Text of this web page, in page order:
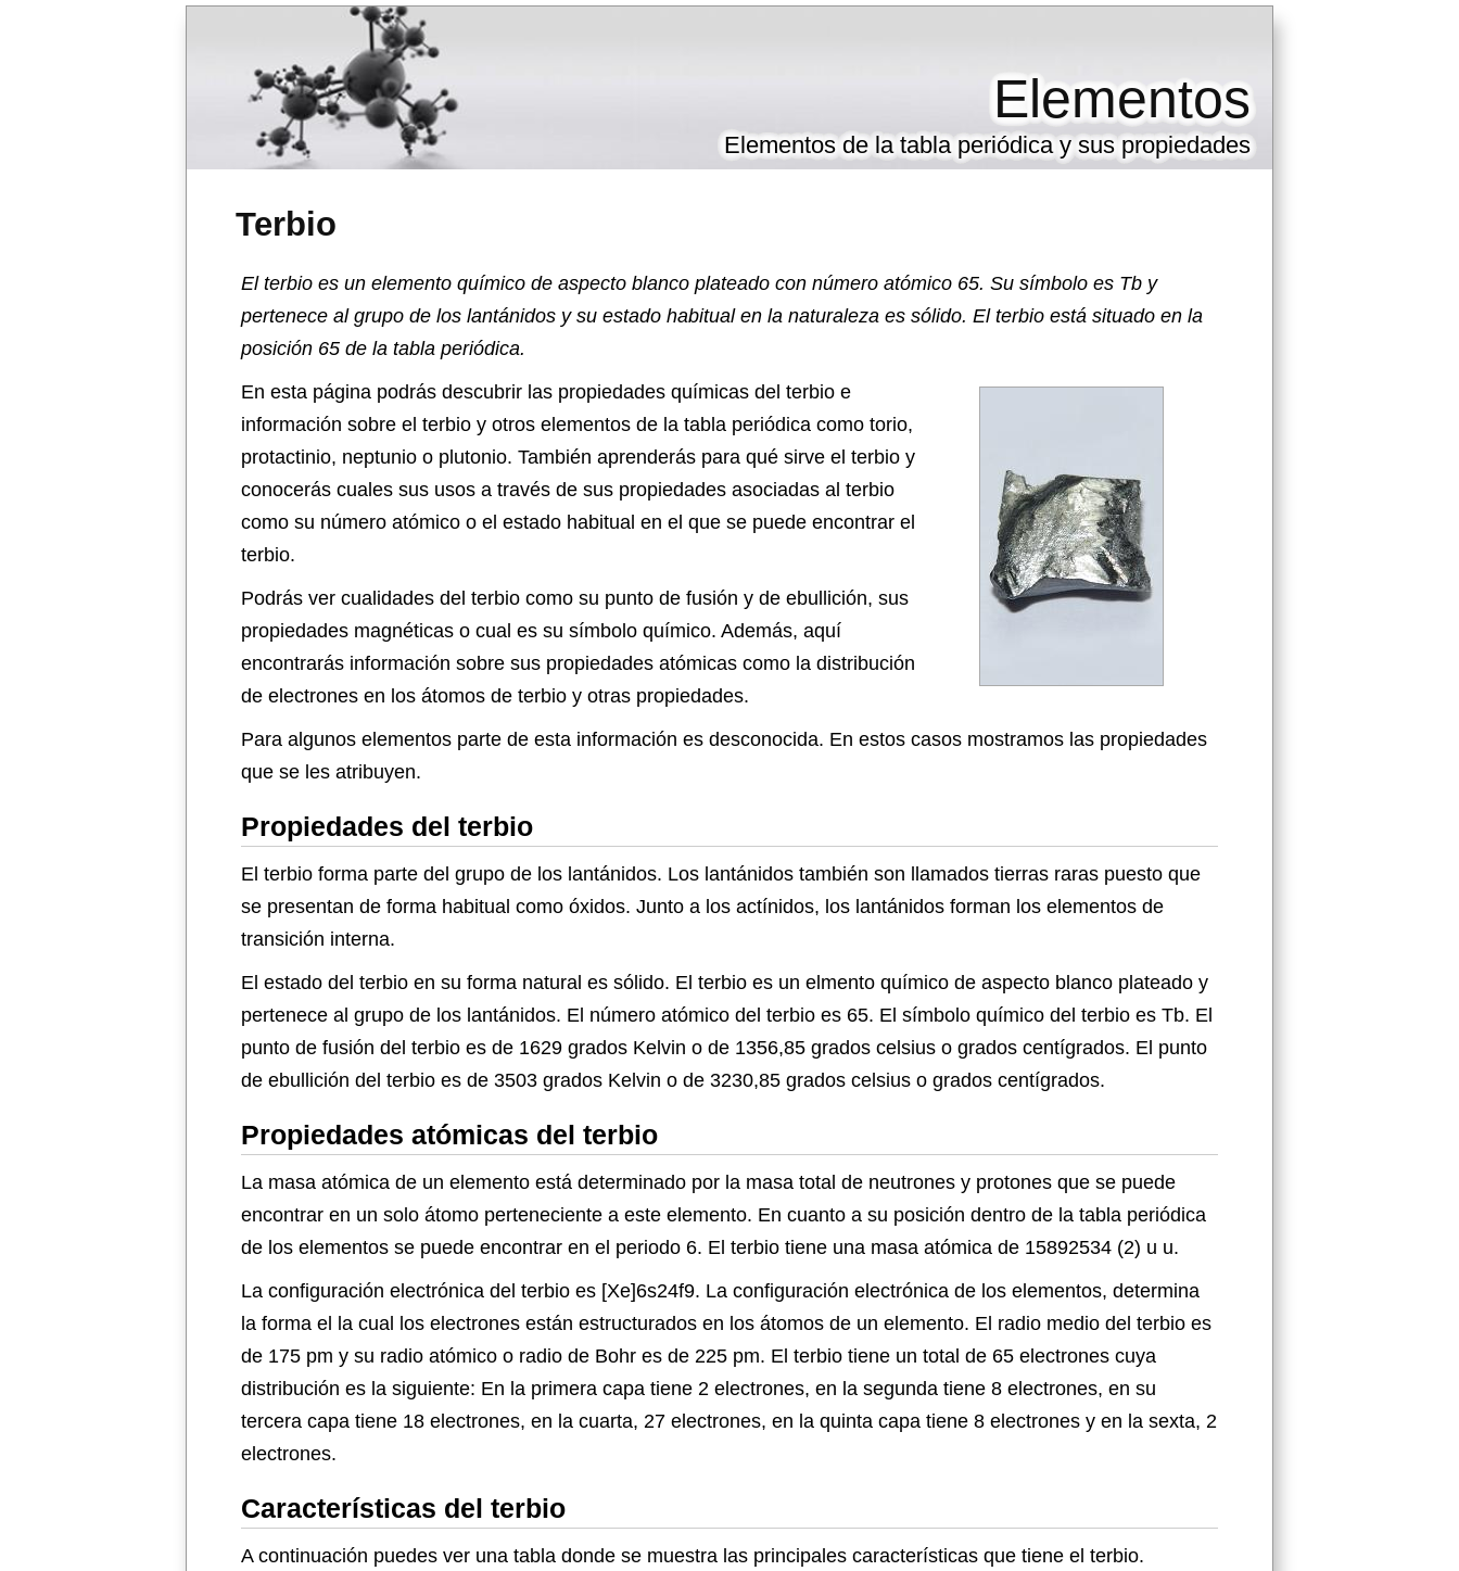
Terbio
Elementos
Elementos de la tabla periódica y sus propiedades
El terbio es un elemento químico de aspecto blanco plateado con número atómico 65. Su símbolo es Tb y
pertenece al grupo de los lantánidos y su estado habitual en la naturaleza es sólido. El terbio está situado en la
posición 65 de la tabla periódica.
En esta página podrás descubrir las propiedades químicas del terbio e
información sobre el terbio y otros elementos de la tabla periódica como torio,
protactinio, neptunio o plutonio. También aprenderás para qué sirve el terbio y
conocerás cuales sus usos a través de sus propiedades asociadas al terbio
como su número atómico o el estado habitual en el que se puede encontrar el
terbio.
Podrás ver cualidades del terbio como su punto de fusión y de ebullición, sus
propiedades magnéticas o cual es su símbolo químico. Además, aquí
encontrarás información sobre sus propiedades atómicas como la distribución
de electrones en los átomos de terbio y otras propiedades.
Para algunos elementos parte de esta información es desconocida. En estos casos mostramos las propiedades
que se les atribuyen.
Propiedades del terbio
El terbio forma parte del grupo de los lantánidos. Los lantánidos también son llamados tierras raras puesto que
se presentan de forma habitual como óxidos. Junto a los actínidos, los lantánidos forman los elementos de
transición interna.
El estado del terbio en su forma natural es sólido. El terbio es un elmento químico de aspecto blanco plateado y
pertenece al grupo de los lantánidos. El número atómico del terbio es 65. El símbolo químico del terbio es Tb. El
punto de fusión del terbio es de 1629 grados Kelvin o de 1356,85 grados celsius o grados centígrados. El punto
de ebullición del terbio es de 3503 grados Kelvin o de 3230,85 grados celsius o grados centígrados.
Propiedades atómicas del terbio
La masa atómica de un elemento está determinado por la masa total de neutrones y protones que se puede
encontrar en un solo átomo perteneciente a este elemento. En cuanto a su posición dentro de la tabla periódica
de los elementos se puede encontrar en el periodo 6. El terbio tiene una masa atómica de 15892534 (2) u u.
La configuración electrónica del terbio es [Xe]6s24f9. La configuración electrónica de los elementos, determina
la forma el la cual los electrones están estructurados en los átomos de un elemento. El radio medio del terbio es
de 175 pm y su radio atómico o radio de Bohr es de 225 pm. El terbio tiene un total de 65 electrones cuya
distribución es la siguiente: En la primera capa tiene 2 electrones, en la segunda tiene 8 electrones, en su
tercera capa tiene 18 electrones, en la cuarta, 27 electrones, en la quinta capa tiene 8 electrones y en la sexta, 2
electrones.
Características del terbio
A continuación puedes ver una tabla donde se muestra las principales características que tiene el terbio.